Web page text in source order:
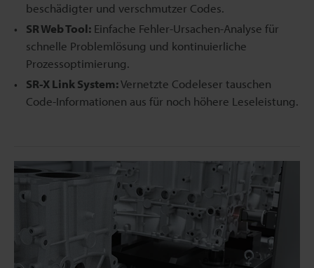
beschädigter und verschmutzer Codes.
SR Web Tool: Einfache Fehler-Ursachen-Analyse für
schnelle Problemlösung und kontinuierliche
Prozessoptimierung.
SR-X Link System:Vernetzte Codeleser tauschen
Code-Informationen aus für noch höhere Leseleistung.